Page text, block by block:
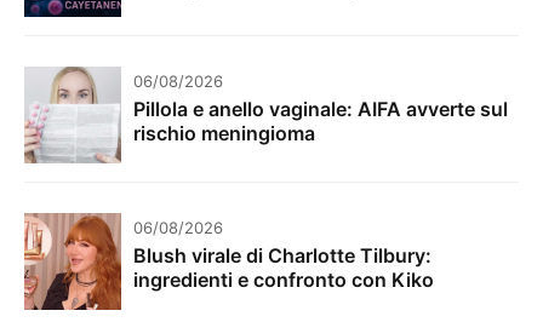
06/08/2026
Pillola e anello vaginale: AIFA avverte sul
rischio meningioma
06/08/2026
Blush virale di Charlotte Tilbury:
ingredienti e confronto con Kiko